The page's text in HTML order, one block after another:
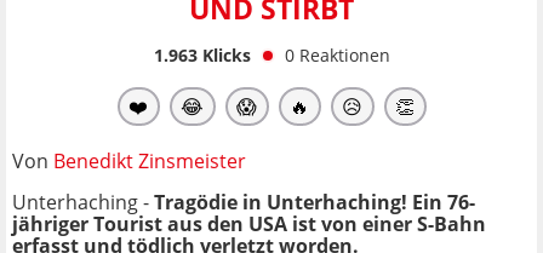
UND STIRBT
1.963Klicks 0 Reaktionen
❤️ 😂 😱 🔥 😥 👏
Von Benedikt Zinsmeister
Unterhaching -Tragödie in Unterhaching! Ein 76-
jähriger Tourist aus den USA ist von einer S-Bahn
erfasst und tödlich verletzt worden.